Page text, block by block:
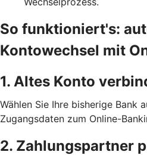
So funktioniert's:
Kontowechsel mit
1. Altes Konto
Wählen Sie Ihre bisherige Bank
Zugangsdaten zum Online-
2. Zahlungspartner